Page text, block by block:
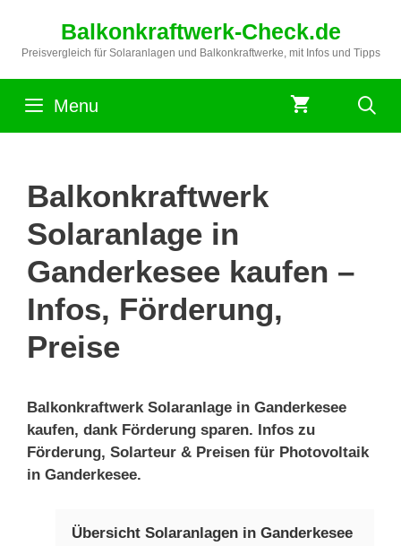
springen
Balkonkraftwerk-Check.de
Preisvergleich für Solaranlagen und Balkonkraftwerke, mit Infos und Tipps
Menu
Balkonkraftwerk
Solaranlage in
Ganderkesee kaufen –
Infos, Förderung,
Preise
Balkonkraftwerk Solaranlage in Ganderkesee
kaufen, dank Förderung sparen. Infos zu
Förderung, Solarteur & Preisen für Photovoltaik
in Ganderkesee.
Übersicht Solaranlagen in Ganderkesee